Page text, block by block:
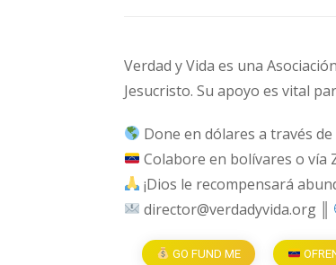
Verdad y Vida es una
Jesucristo. Su apoyo es vital
Done en dólares a través de
Colabore en bolívares o vía
¡Dios le recompensará
director@verdadyvida.org ║
GO FUND ME